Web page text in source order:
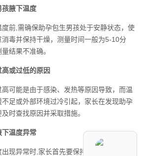
孩腋下温度
前,需确保助孕包生男孩处于安静状态，使
毒并保持干燥，测量时间一般为5-10分
结果不准确。
或过低的原因
可能是由于感染、发热等原因导致，而温
足或外部环境过冷引起，家长在发现助孕
时查找原因并采取措施。
下温度异常
现异常时,家长首先要保持冷静，若温度稍